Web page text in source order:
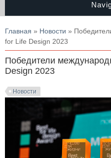
Вы здесь
Главная » Новости »
for Life Design 2023
Победители
Design 2023
Новости